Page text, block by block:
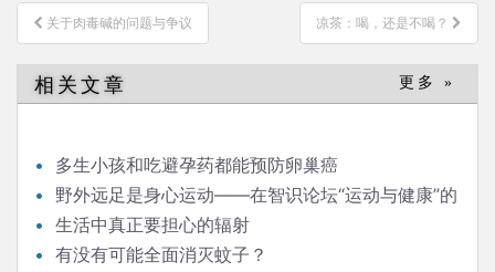
文
章
导
航
关于肉毒碱的问题与争议 凉茶：喝，还是不喝？
相关文章 更多 »
多生小孩和吃避孕药都能预防卵巢癌
野外远足是身心运动——在智识论坛“运动与健康”的
发言生活中真正要担心的辐射
有没有可能全面消灭蚊子？